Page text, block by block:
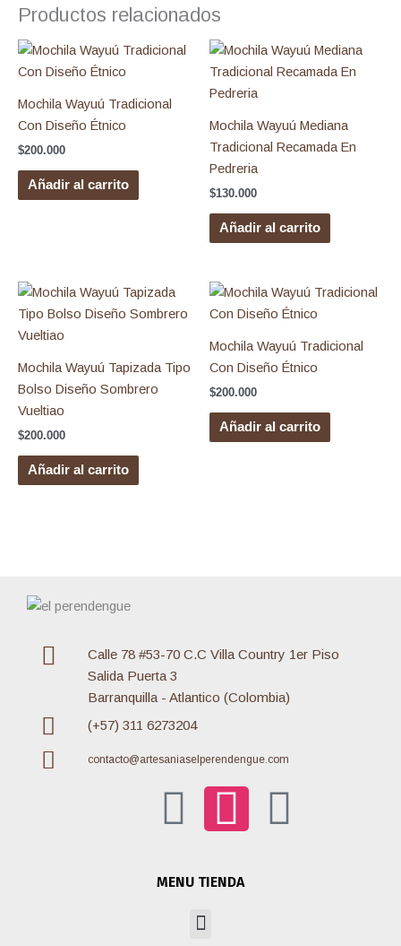
Productos relacionados
Mochila Wayuú Tradicional
Con Diseño Étnico
$200.000
Añadir al carrito
Mochila Wayuú Mediana
Tradicional Recamada En
Pedreria
$130.000
Añadir al carrito
Mochila Wayuú Tapizada Tipo
Bolso Diseño Sombrero
Vueltiao
$200.000
Añadir al carrito
Mochila Wayuú Tradicional
Con Diseño Étnico
$200.000
Añadir al carrito
Calle 78 #53-70 C.C Villa Country 1er Piso
Salida Puerta 3
Barranquilla - Atlantico (Colombia)
(+57) 311 6273204
contacto@artesaniaselperendengue.com
F
a
I
n
W
MENU TIENDA
Menu